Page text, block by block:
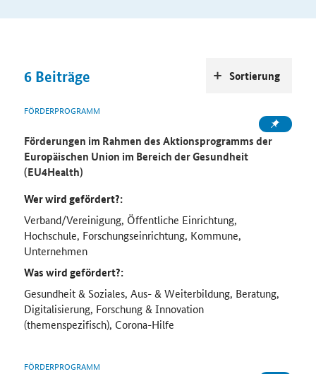
6 Beiträge
FÖRDERPROGRAMM
Förderungen im Rahmen des Aktionsprogramms der
Europäischen Union im Bereich der Gesundheit
(EU4Health)
Wer wird gefördert?:
Verband/Vereinigung, Öffentliche Einrichtung,
Hochschule, Forschungseinrichtung, Kommune,
Unternehmen
Was wird gefördert?:
Gesundheit & Soziales, Aus- & Weiterbildung, Beratung,
Digitalisierung, Forschung & Innovation
(themenspezifisch), Corona-Hilfe
FÖRDERPROGRAMM
Sortierung